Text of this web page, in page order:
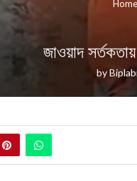
Home
জাওয়াদ
by